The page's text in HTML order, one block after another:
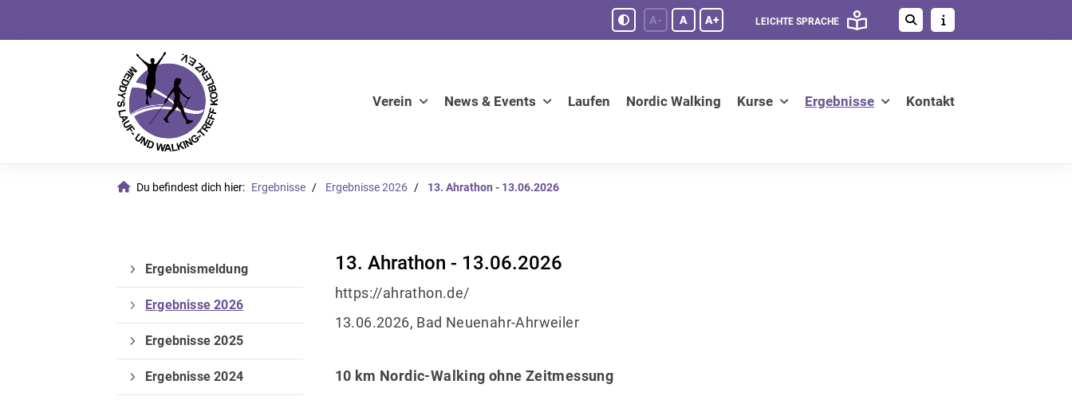
A- A A+ LEICHTE SPRACHE
Verein News & Events Laufen Nordic Walking Kurse Ergebnisse Kontakt
Du befindest dich hier: Ergebnisse Ergebnisse 2026 13. Ahrathon - 13.06.2026
13. Ahrathon - 13.06.2026
https://ahrathon.de/
13.06.2026, Bad Neuenahr-Ahrweiler
10 km Nordic-Walking ohne Zeitmessung
Ergebnismeldung
Ergebnisse 2026
Ergebnisse 2025
Ergebnisse 2024